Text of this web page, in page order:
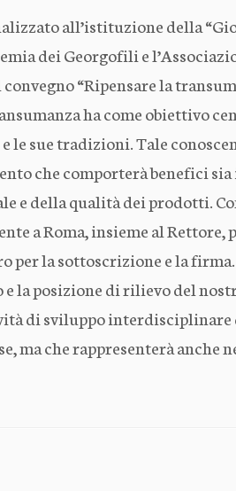
all’istituzione della
dei Georgofili e
“Ripensare la
ha come obiettivo
le sue tradizioni. Tale
che comporterà benefici sia
e della qualità dei prodotti.
a Roma, insieme al Rettore,
per la sottoscrizione e la firma.
la posizione di rilievo del
di sviluppo interdisciplinare
ma che rappresenterà anche